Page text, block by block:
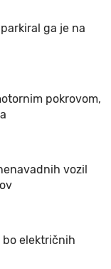
ga je na
pokrovom,
vozil
bo električnih